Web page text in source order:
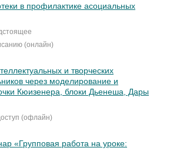
в профилактике асоциальных
(онлайн)
и творческих
через моделирование и
Кюизенера, блоки Дьенеша, Дары
(офлайн)
«Групповая работа на уроке: